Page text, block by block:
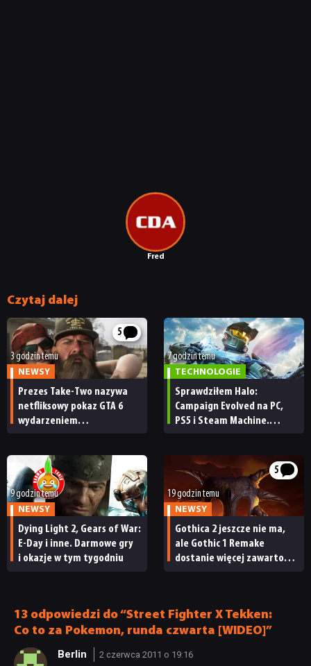
RECENZJE
Fred
Czytaj dalej
5
3 godzin temu
NEWSY
Prezes Take-Two nazywa
netfliksowy pokaz GTA 6
wydarzeniem
ma subskrybentów
7 godzin temu
TECHNOLOGIE
Sprawdziłem Halo:
Campaign Evolved na PC,
PS5 i Steam Machine.
[RECENZJA TECHNICZNA]
9 godzin temu
NEWSY
Dying Light 2, Gears of War:
E-Day i inne. Darmowe gry
i okazje w tym tygodniu
5
19 godzin temu
NEWSY
Gothica 2 jeszcze nie ma,
ale Gothic 1 Remake
dostanie więcej zawartości.
13 odpowiedzi do “Street Fighter X Tekken:
Co to za Pokemon, runda czwarta [WIDEO]”
Berlin 2 czerwca 2011 o 19:16